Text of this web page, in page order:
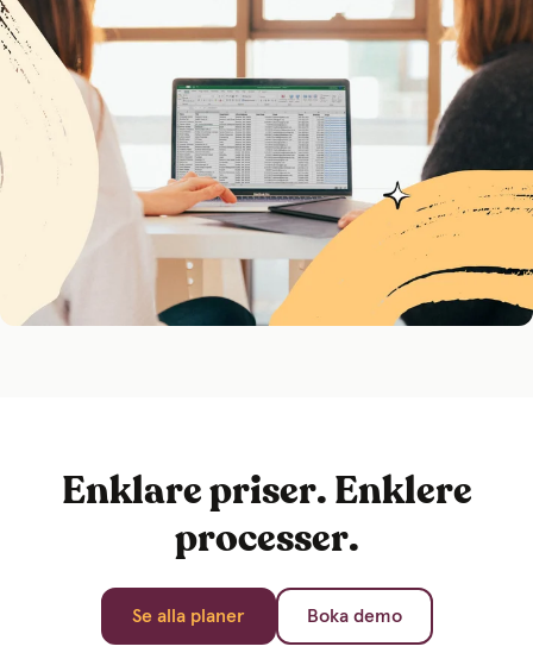
Enklare priser. Enklere
processer.
Se alla planer Boka demo